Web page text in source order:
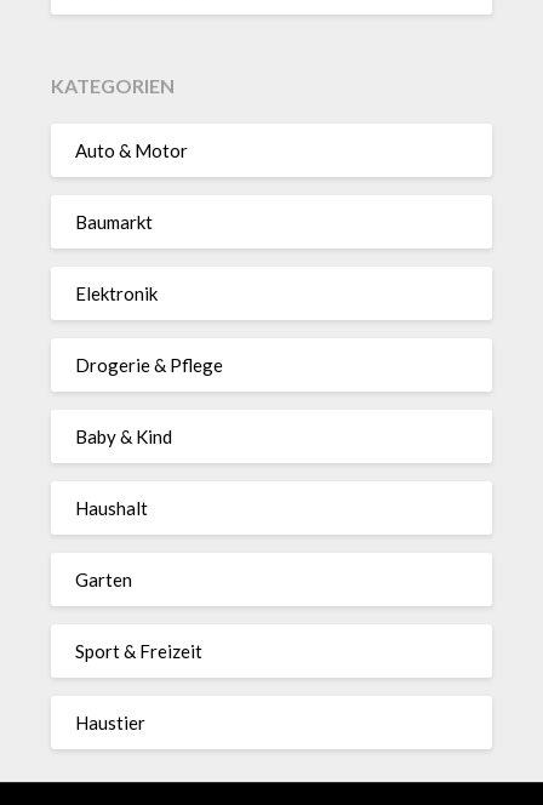
KATEGORIEN
Auto & Motor
Baumarkt
Elektronik
Drogerie & Pflege
Baby & Kind
Haushalt
Garten
Sport & Freizeit
Haustier